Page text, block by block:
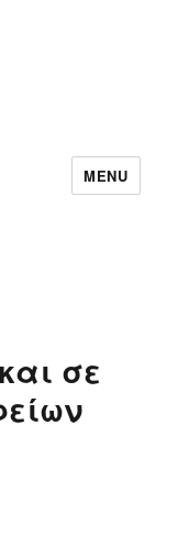
MENU
σε